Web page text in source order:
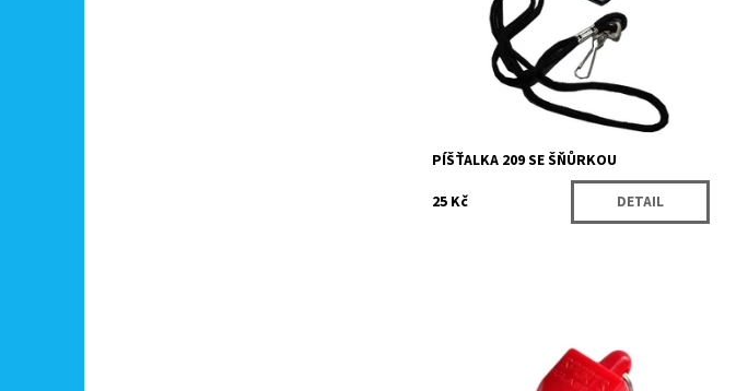
Dostupnost:
Momentálně
nedostupné
9097/CER
Köck sport
PÍŠŤALKA 209 SE ŠŇŮRKOU
25 Kč
DETAIL
Velmi kvalitní plastová píšťalka s vysokou
intenzitou zvuku vhodná pro všechny